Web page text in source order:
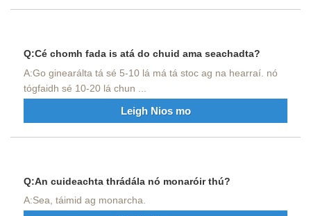
Q:Cé chomh fada is atá do chuid ama seachadta?
A:Go ginearálta tá sé 5-10 lá má tá stoc ag na hearraí. nó
tógfaidh sé 10-20 lá chun ...
Leigh Nios mo
Q:An cuideachta thrádála nó monaróir thú?
A:Sea, táimid ag monarcha.